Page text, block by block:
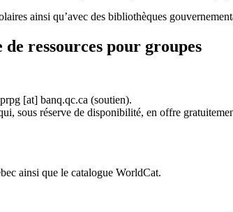
ainsi qu’avec des bibliothèques
ressources pour groupes
prpg [at] banq.qc.ca (soutien).
sous réserve de disponibilité, en offre
ainsi que le catalogue WorldCat.